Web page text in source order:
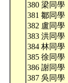
380 梁同學
381 鄒同學
382 盧同學
383 洪同學
384 林同
385 徐同
386 謝同
387 吳同學